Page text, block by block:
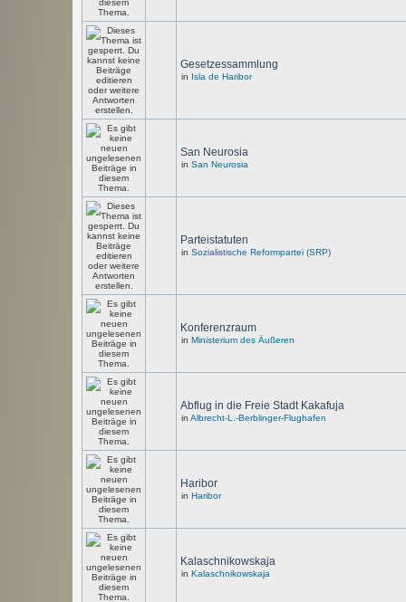
Gesetzessammlung
in Isla de Haribor
San Neurosia
in San Neurosia
Parteistatuten
in Sozialistische Reformpartei (SRP)
Konferenzraum
in Ministerium des Äußeren
Abflug in die Freie Stadt Kakafuja
in Albrecht-L.-Berblinger-Flughafen
Haribor
in Haribor
Kalaschnikowskaja
in Kalaschnikowskaja